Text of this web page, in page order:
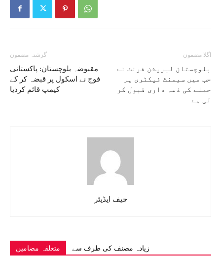
گزشتہ مضمون
مقبوضہ بلوچستان: پاکستانی
فوج نے اسکول پر قبضہ کر کے
کیمپ قائم کردیا
اگلا مضمون
بلوچستان لبریشن فرنٹ نے
حب میں سیمنٹ فیکٹری پر
حملے کی ذمہ داری قبول کر
لی ہے
چیف ایڈیٹر
متعلقہ مضامین زیادہ مصنف کی طرف سے